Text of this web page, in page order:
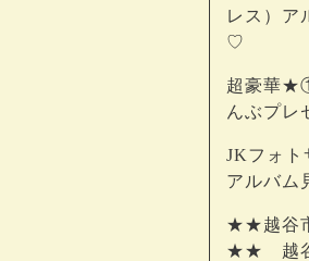
レス）ア
♡
超豪華
んぶプレ
JKフォト
アルバム
★★越谷
★★ 越谷